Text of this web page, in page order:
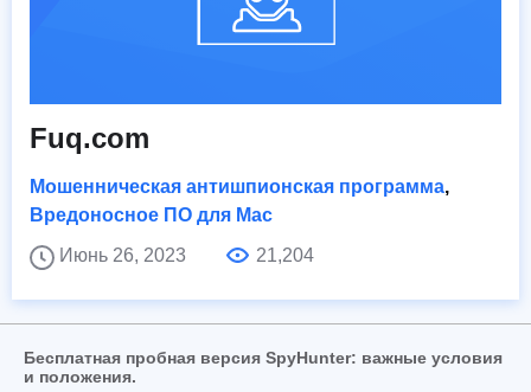
Fuq.com
Мошенническая антишпионская программа,
Вредоносное ПО для Mac
Июнь 26, 2023
21,204
Бесплатная пробная версия SpyHunter: важные условия
и положения.